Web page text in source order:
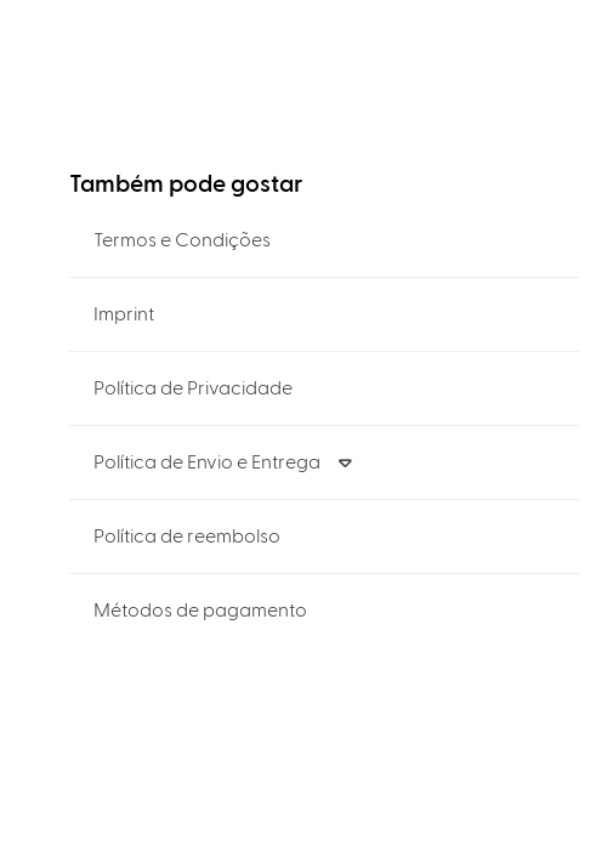
Também pode gostar
Termos e Condições
Imprint
Política de Privacidade
Política de Envio e Entrega
Política de reembolso
Métodos de pagamento